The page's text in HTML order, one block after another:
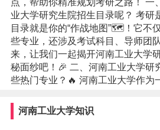
点，帮助你精准规划考研之路！ 一
业大学研究生院招生目录呢？ 考研
目录就是你的“作战地图”🗺️！它不
些专业，还涉及考试科目、导师团
来，让我们一起揭开河南工业大学
秘面纱吧！🎉 二、河南工业大学研
些热门专业？🔥 河南工业大学作为
河南工业大学知识